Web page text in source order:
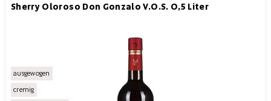
Sherry Oloroso Don Gonzalo V.O.S. 0,5 Liter
ausgewogen
cremig